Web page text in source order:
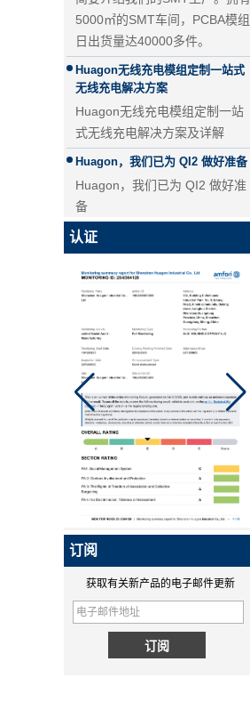
25W QI2无线充电模块无线充电
器 - 副本-JCJW30
Qi 2.1移动线圈无线汽车充电器
MPP QI2 15W wireless
charging module - COPY -
1v0h9w
日出货量达40000多件。
Huagon无线充电模组定制一站式
无线充电解决方案
Huagon无线充电模组定制一站
式无线充电解决方案及详解
Huagon，我们已为 QI2 做好准备
Huagon，我们已为 QI2 做好准
备
Huagon无线充电模块定制
华功无线充电模块定制能力及服
务
华工，国内首家申请QI2认证的企
业！
Qi2是Qi的升级版本，是基于苹
果Magsafe技术的全新增强型无
线充电标准。 Huagon已将我们
的产品交给认证机构开始认证。
MPP认证证书将于9月中旬出
炉。
什么是无线
无线充电是一种高效的充电方
式，华光专业从事无线充电模块
定制，华光是无线充电定制供应
商已有10多年的历史。
超级大脑！Hugo的研发部门
Spectra精密手持控制器MM60,
精密手持控制器...
为什么QI2比QI更好？
认证
订阅
获取有关新产品的电子邮件更新